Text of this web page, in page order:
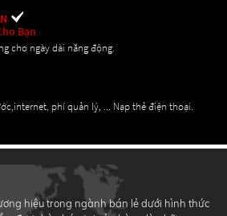
Bạn
cho ngày dài năng động.
phí quản lý, ... Nạp thẻ điện thoại.
hiệu trong ngành bán lẻ dưới hình thức